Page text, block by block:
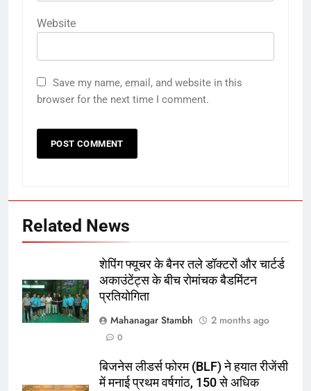
Website
Save my name, email, and website in this
browser for the next time I comment.
Related News
शेपिंग फ्यूचर के बैनर तले डॉक्टरों और चार्टर्ड
अकाउंटेंट्स के बीच रोमांचक बैडमिंटन
प्रतियोगिता
Mahanagar Stambh
2 months ago
0
बिजनेस लीडर्स फोरम (BLF) ने हयात रीजेंसी
में मनाई प्रथम वर्षगांठ, 150 से अधिक
5
रूट 4 साल बाद इंग्लैंड की कप्तानी
एटकिंसन दूसरे टेस्ट से बाहर; आर्चर की
वापसी
क्रिकेट ‎स्पोर्ट्स